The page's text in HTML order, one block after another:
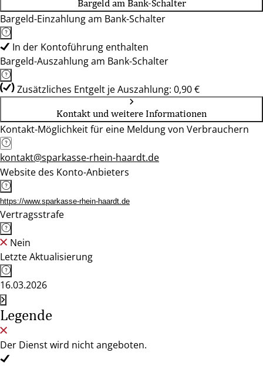
Bargeld am Bank-Schalter
Bargeld-Einzahlung am Bank-Schalter
In der Kontoführung enthalten
Bargeld-Auszahlung am Bank-Schalter
Zusätzliches Entgelt je Auszahlung: 0,90 €
Kontakt und weitere Informationen
Kontakt-Möglichkeit für eine Meldung von Verbrauchern
kontakt@sparkasse-rhein-haardt.de
Website des Konto-Anbieters
https://www.sparkasse-rhein-haardt.de
Vertragsstrafe
Nein
Letzte Aktualisierung
16.03.2026
Legende
Der Dienst wird nicht angeboten.